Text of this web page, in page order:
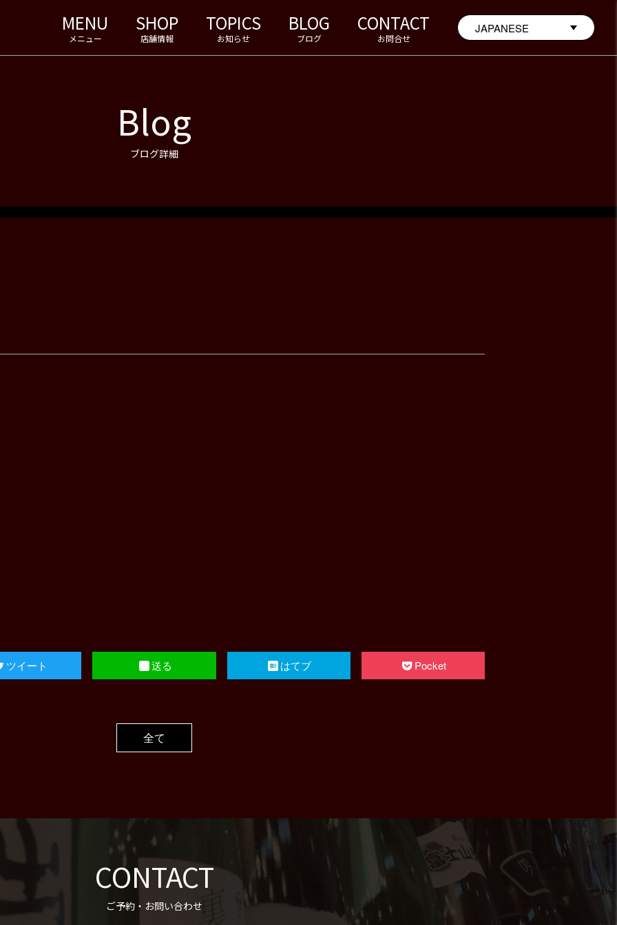
MENU
メニュー
SHOP
店舗情報
TOPICS
お知らせ
BLOG
ブログ
CONTACT
お問合せ
Blog
ブログ詳細
ツイート 送る はてブ Pocket
全て
CONTACT
ご予約・お問い合わせ